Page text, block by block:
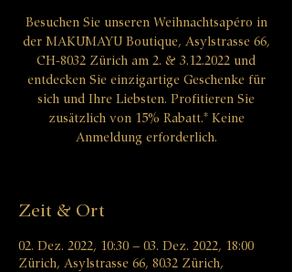
Besuchen Sie unseren Weihnachtsapéro in
der MAKUMAYU Boutique, Asylstrasse 66,
CH-8032 Zürich am 2. & 3.12.2022 und
entdecken Sie einzigartige Geschenke für
sich und Ihre Liebsten. Profitieren Sie
zusätzlich von 15% Rabatt.* Keine
Anmeldung erforderlich.
Zeit & Ort
02. Dez. 2022, 10:30 – 03. Dez. 2022, 18:00
Zürich, Asylstrasse 66, 8032 Zürich,